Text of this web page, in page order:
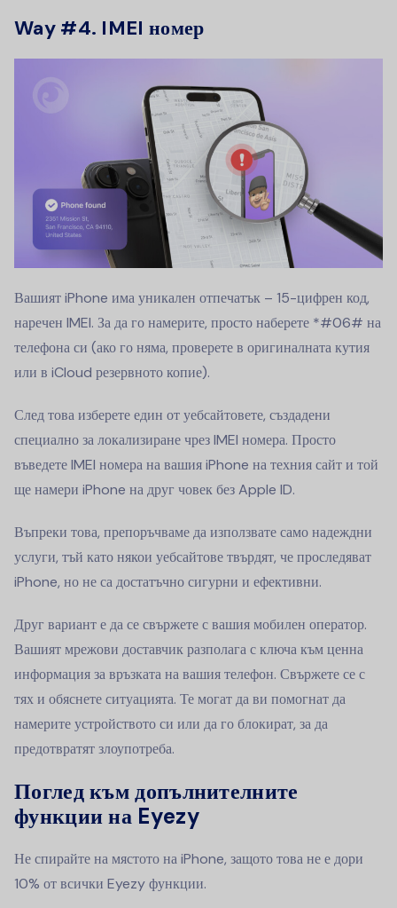
Way #4. IMEI номер
Вашият iPhone има уникален отпечатък – 15-цифрен код,
наречен IMEI. За да го намерите, просто наберете *#06# на
телефона си (ако го няма, проверете в оригиналната кутия
или в iCloud резервното копие).
След това изберете един от уебсайтовете, създадени
специално за локализиране чрез IMEI номера. Просто
въведете IMEI номера на вашия iPhone на техния сайт и той
ще намери iPhone на друг човек без Apple ID.
Въпреки това, препоръчваме да използвате само надеждни
услуги, тъй като някои уебсайтове твърдят, че проследяват
iPhone, но не са достатъчно сигурни и ефективни.
Друг вариант е да се свържете с вашия мобилен оператор.
Вашият мрежови доставчик разполага с ключа към ценна
информация за връзката на вашия телефон. Свържете се с
тях и обяснете ситуацията. Те могат да ви помогнат да
намерите устройството си или да го блокират, за да
предотвратят злоупотреба.
Поглед към допълнителните
функции на Eyezy
Не спирайте на мястото на iPhone, защото това не е дори
10% от всички Eyezy функции.